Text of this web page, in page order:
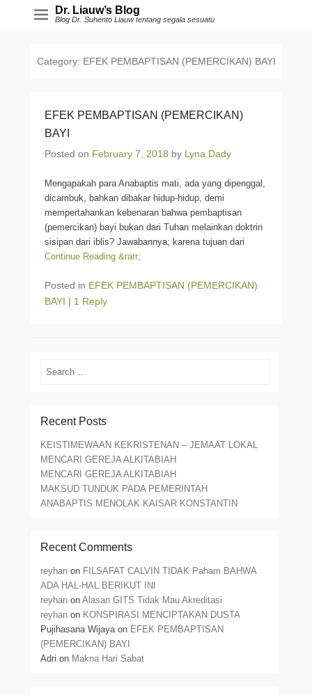
Dr. Liauw’s Blog
Blog Dr. Suhento Liauw tentang segala sesuatu
Category: EFEK PEMBAPTISAN (PEMERCIKAN) BAYI
EFEK PEMBAPTISAN (PEMERCIKAN)
BAYI
Posted on February 7, 2018 by Lyna Dady
Mengapakah para Anabaptis mati, ada yang dipenggal,
dicambuk, bahkan dibakar hidup-hidup, demi
mempertahankan kebenaran bahwa pembaptisan
(pemercikan) bayi bukan dari Tuhan melainkan doktrin
sisipan dari iblis? Jawabannya; karena tujuan dari
Continue Reading &rarr;
Posted in EFEK PEMBAPTISAN (PEMERCIKAN)
BAYI | 1 Reply
Search
Recent Posts
KEISTIMEWAAN KEKRISTENAN – JEMAAT LOKAL
MENCARI GEREJA ALKITABIAH
MENCARI GEREJA ALKITABIAH
MAKSUD TUNDUK PADA PEMERINTAH
ANABAPTIS MENOLAK KAISAR KONSTANTIN
Recent Comments
reyhan on FILSAFAT CALVIN TIDAK Paham BAHWA
ADA HAL-HAL BERIKUT INI
reyhan onAlasan GITS Tidak Mau Akreditasi
reyhan on KONSPIRASI MENCIPTAKAN DUSTA
Pujihasana Wijayaon EFEK PEMBAPTISAN
(PEMERCIKAN) BAYI
Adri on Makna Hari Sabat